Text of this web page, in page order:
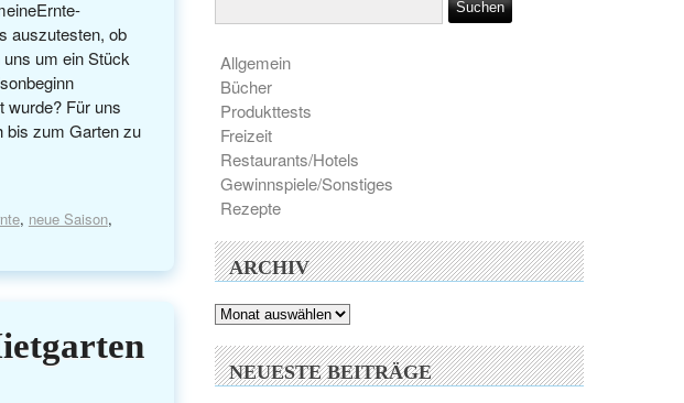
auszutesten, ob
um ein Stück
wurde? Für uns
bis zum Garten zu
, neue Saison,
Allgemein
Bücher
Produkttests
Freizeit
Restaurants/Hotels
Gewinnspiele/Sonstiges
Rezepte
ARCHIV
Archiv
NEUESTE BEITRÄGE